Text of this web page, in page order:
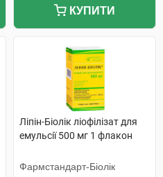
КУПИТИ
Ліпін-Біолік ліофілізат для
емульсії 500 мг 1 флакон
Фармстандарт-Біолік